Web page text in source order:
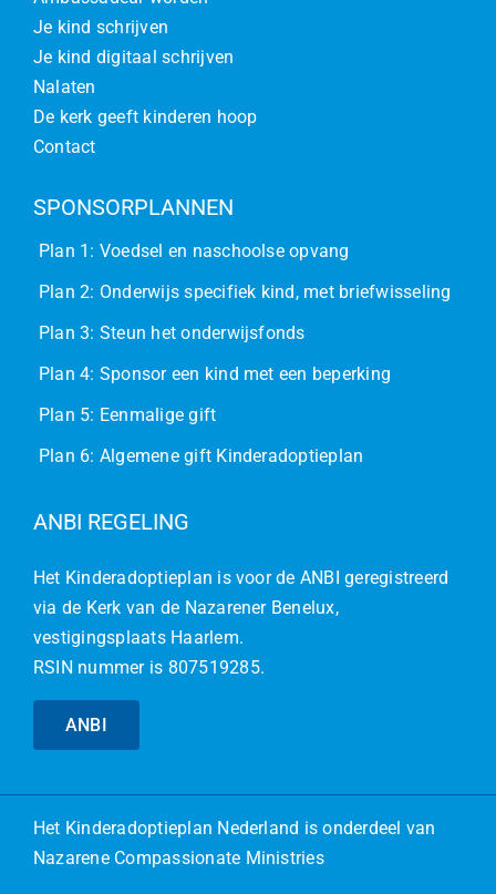
Je kind schrijven
Je kind digitaal schrijven
Nalaten
De kerk geeft kinderen hoop
Contact
SPONSORPLANNEN
Plan 1: Voedsel en naschoolse opvang
Plan 2: Onderwijs specifiek kind, met briefwisseling
Plan 3: Steun het onderwijsfonds
Plan 4: Sponsor een kind met een beperking
Plan 5: Eenmalige gift
Plan 6: Algemene gift Kinderadoptieplan
ANBI REGELING
Het Kinderadoptieplan is voor de ANBI geregistreerd
via de Kerk van de Nazarener Benelux,
vestigingsplaats Haarlem.
RSIN nummer is 807519285.
ANBI
Het Kinderadoptieplan Nederland is onderdeel van
Nazarene Compassionate Ministries